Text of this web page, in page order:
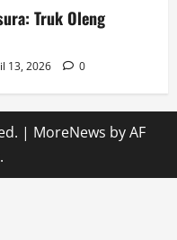
Truk Oleng
13, 2026 0
| MoreNews by AF